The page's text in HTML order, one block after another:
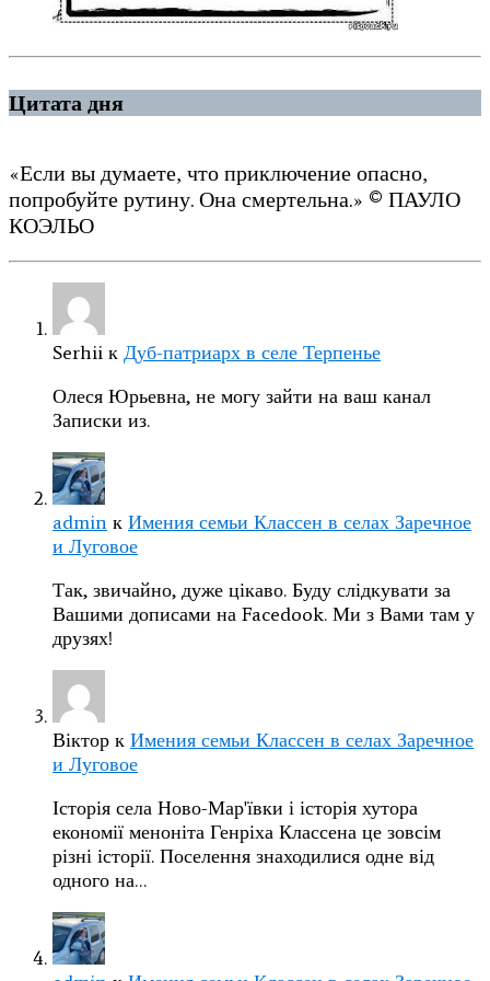
Цитата дня
«Если вы думаете, что приключение опасно,
попробуйте рутину. Она смертельна.» © ПАУЛО
КОЭЛЬО
Serhii к Дуб-патриарх в селе Терпенье
Олеся Юрьевна, не могу зайти на ваш канал
Записки из.
admin к Имения семьи Классен в селах Заречное
и Луговое
Так, звичайно, дуже цікаво. Буду слідкувати за
Вашими дописами на Facedook. Ми з Вами там у
друзях!
Віктор к Имения семьи Классен в селах Заречное
и Луговое
Історія села Ново-Мар'ївки і історія хутора
економії меноніта Генріха Классена це зовсім
різні історії. Поселення знаходилися одне від
одного на…